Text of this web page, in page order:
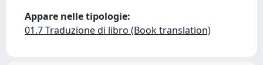
Appare nelle tipologie:
01.7 Traduzione di libro (Book translation)